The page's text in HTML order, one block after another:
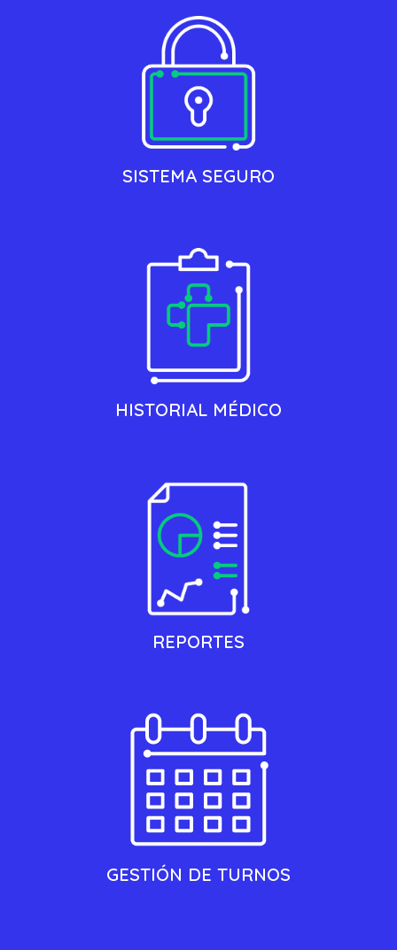
SISTEMA SEGURO
HISTORIAL MÉDICO
REPORTES
GESTIÓN DE TURNOS